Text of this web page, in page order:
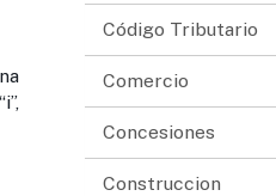
Código Tributario
Comercio
Concesiones
Construccion